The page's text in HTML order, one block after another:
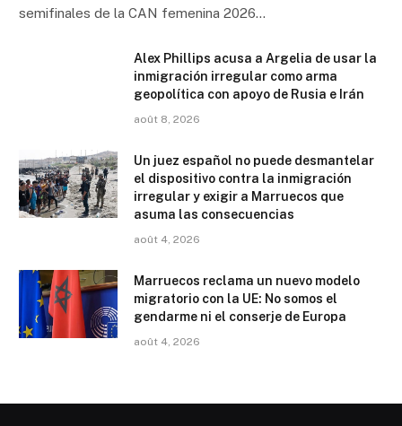
semifinales de la CAN femenina 2026…
Alex Phillips acusa a Argelia de usar la
inmigración irregular como arma
geopolítica con apoyo de Rusia e Irán
août 8, 2026
Un juez español no puede desmantelar
el dispositivo contra la inmigración
irregular y exigir a Marruecos que
asuma las consecuencias
août 4, 2026
Marruecos reclama un nuevo modelo
migratorio con la UE: No somos el
gendarme ni el conserje de Europa
août 4, 2026